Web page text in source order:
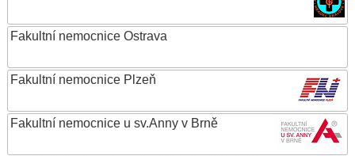
Fakultní nemocnice Ostrava
Fakultní nemocnice Plzeň
Fakultní nemocnice u sv.Anny v Brně